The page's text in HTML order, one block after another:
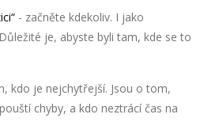
- začněte kdekoliv. I jako
je, abyste byli tam, kde se to
kdo je nejchytřejší. Jsou o tom,
chyby, a kdo neztrácí čas na